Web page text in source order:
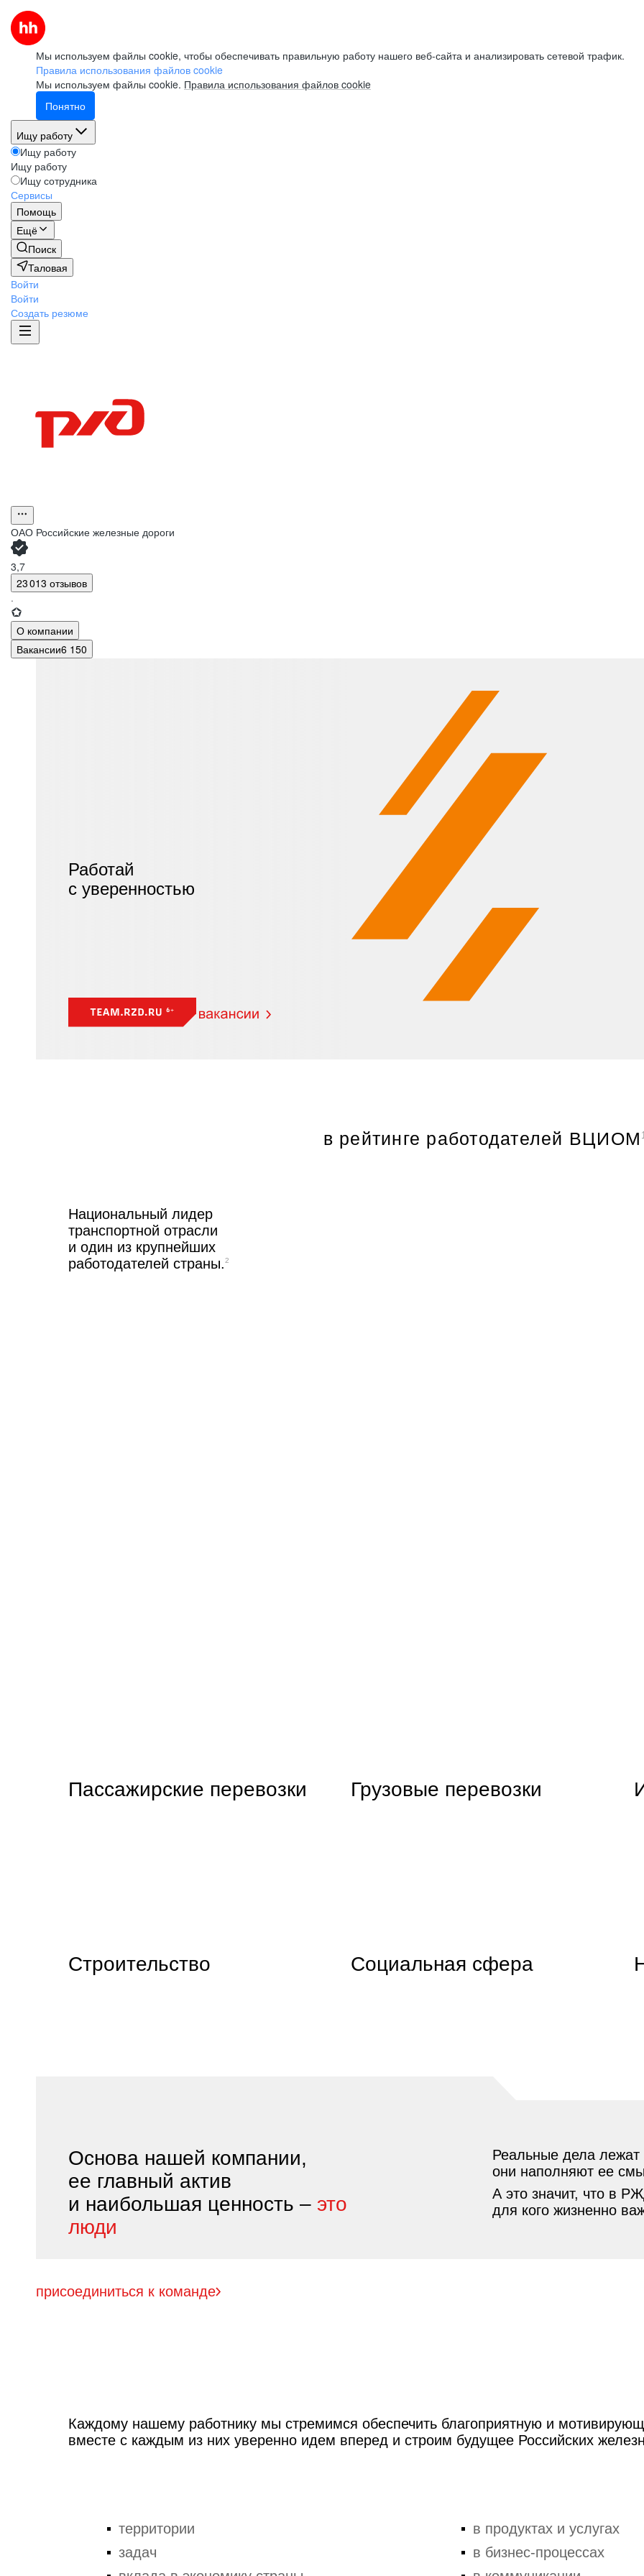
Мы используем файлы cookie, чтобы обеспечивать правильную работу нашего веб-сайта и анализировать сетевой трафик.
Правила использования файлов cookie
Мы используем файлы cookie. Правила использования файлов cookie
Понятно
Ищу работу
Ищу работу
Ищу работу
Ищу сотрудника
Сервисы
Помощь
Ещё
Поиск
Таловая
Войти
Войти
Создать резюме
ОАО Российские железные дороги
3,7
23 013 отзывов
·
О компании
Вакансии6 150
Работай
с уверенностью
в рейтинге работодателей ВЦИОМ
Национальный лидер
транспортной отрасли
и один из крупнейших
работодателей страны.2
Пассажирские перевозки Грузовые перевозки
Строительство Социальная сфера
Основа нашей компании,
ее главный актив
и наибольшая ценность – это
люди
Реальные дела лежат
они наполняют ее
А это значит, что в
для кого жизненно
присоединиться к команде
Каждому нашему работнику мы стремимся обеспечить благоприятную и
вместе с каждым из них уверенно идем вперед и строим будущее Российских
территории
задач
в продуктах и услугах
в бизнес-процессах